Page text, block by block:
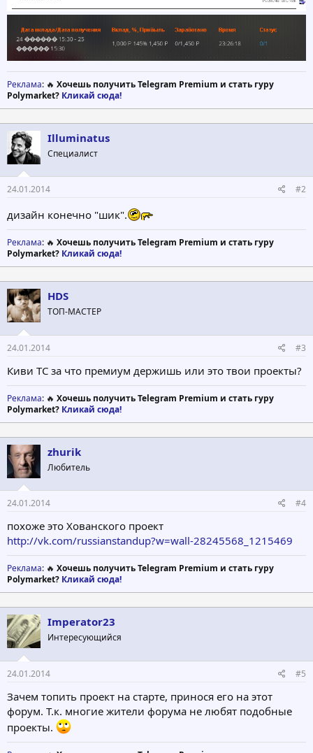
Реклама: 🔥 Хочешь получить Telegram Premium и стать гуру
Polymarket? Кликай сюда!
Illuminatus
Специалист
24.01.2014 #2
дизайн конечно "шик".
Реклама: 🔥 Хочешь получить Telegram Premium и стать гуру
Polymarket? Кликай сюда!
HDS
ТОП-МАСТЕР
24.01.2014 #3
Киви ТС за что премиум держишь или это твои проекты?
Реклама: 🔥 Хочешь получить Telegram Premium и стать гуру
Polymarket? Кликай сюда!
zhurik
Любитель
24.01.2014 #4
похоже это Хованского проект
http://vk.com/russianstandup?w=wall-28245568_1215469
Реклама: 🔥 Хочешь получить Telegram Premium и стать гуру
Polymarket? Кликай сюда!
Imperator23
Интересующийся
24.01.2014 #5
Зачем топить проект на старте, принося его на этот
форум. Т.к. многие жители форума не любят подобные
проекты.